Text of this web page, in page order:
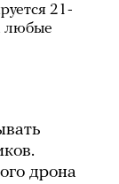
21-
любые
дрона